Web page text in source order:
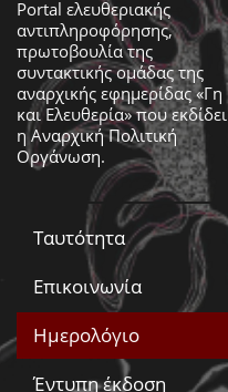
Portal ελευθεριακής
αντιπληροφόρησης,
πρωτοβουλία της
συντακτικής ομάδας της
αναρχικής εφημερίδας «Γη
και Ελευθερία» που εκδίδει
ηΑναρχική Πολιτική
Οργάνωση.
Ταυτότητα
Επικοινωνία
Ημερολόγιο
Έντυπη έκδοση